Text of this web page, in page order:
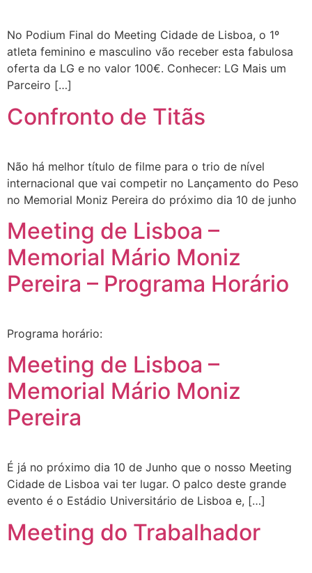
No Podium Final do Meeting Cidade de Lisboa, o 1º
atleta feminino e masculino vão receber esta fabulosa
oferta da LG e no valor 100€. Conhecer: LG Mais um
Parceiro […]
Confronto de Titãs
Não há melhor título de filme para o trio de nível
internacional que vai competir no Lançamento do Peso
no Memorial Moniz Pereira do próximo dia 10 de junho
Meeting de Lisboa –
Memorial Mário Moniz
Pereira – Programa Horário
Programa horário:
Meeting de Lisboa –
Memorial Mário Moniz
Pereira
É já no próximo dia 10 de Junho que o nosso Meeting
Cidade de Lisboa vai ter lugar. O palco deste grande
evento é o Estádio Universitário de Lisboa e, […]
Meeting do Trabalhador